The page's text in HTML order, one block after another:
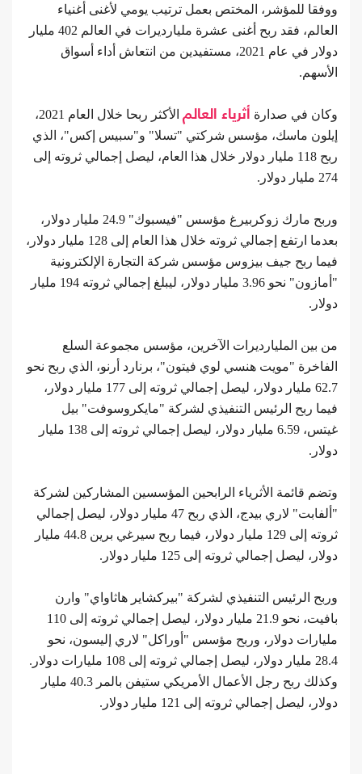
ووفقا للمؤشر، المختص بعمل ترتيب يومي لأغنى أغنياء
العالم، فقد ربح أغنى عشرة مليارديرات في العالم 402 مليار
دولار في عام 2021، مستفيدين من انتعاش أداء أسواق
الأسهم.
وكان في صدارة أثرياء العالم
الأكثر ربحا خلال العام 2021،
إيلون ماسك، مؤسس شركتي "تسلا" و"سبيس إكس"، الذي
ربح 118 مليار دولار خلال هذا العام، ليصل إجمالي ثروته إلى
274 مليار دولار.
وربح مارك زوكربيرغ مؤسس "فيسبوك" 24.9 مليار دولار،
بعدما ارتفع إجمالي ثروته خلال هذا العام إلى 128 مليار دولار،
فيما ربح جيف بيزوس مؤسس شركة التجارة الإلكترونية
"أمازون" نحو 3.96 مليار دولار، ليبلغ إجمالي ثروته 194 مليار
دولار.
من بين المليارديرات الآخرين، مؤسس مجموعة السلع
الفاخرة "مويت هنسي لوي فيتون"، برنارد أرنو، الذي ربح نحو
62.7 مليار دولار، ليصل إجمالي ثروته إلى 177 مليار دولار،
فيما ربح الرئيس التنفيذي لشركة "مايكروسوفت" بيل
غيتس، 6.59 مليار دولار، ليصل إجمالي ثروته إلى 138 مليار
دولار.
وتضم قائمة الأثرياء الرابحين المؤسسين المشاركين لشركة
"ألفابت" لاري بيدج، الذي ربح 47 مليار دولار، ليصل إجمالي
ثروته إلى 129 مليار دولار، فيما ربح سيرغي برين 44.8 مليار
دولار، ليصل إجمالي ثروته إلى 125 مليار دولار.
وربح الرئيس التنفيذي لشركة "بيركشاير هاثاواي" وارن
بافيت، نحو 21.9 مليار دولار، ليصل إجمالي ثروته إلى 110
مليارات دولار، وربح مؤسس "أوراكل" لاري إليسون، نحو
28.4 مليار دولار، ليصل إجمالي ثروته إلى 108 مليارات دولار.
وكذلك ربح رجل الأعمال الأمريكي ستيفن بالمر 40.3 مليار
دولار، ليصل إجمالي ثروته إلى 121 مليار دولار.